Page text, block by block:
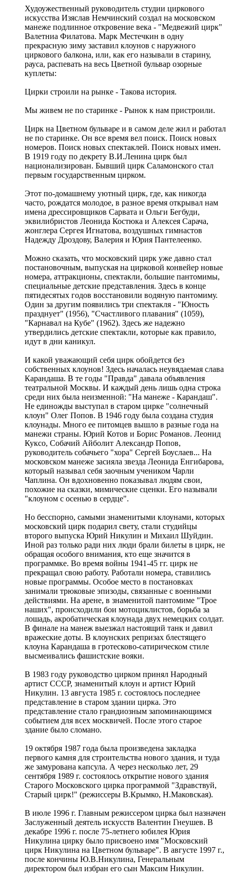
Худоужественный руководитель студии циркового
искусства Изяслав Немчинский создал на московском
манеже подлинное откровение века - "Медвежий цирк"
Валетниа Филатова. Марк Местечкин в одну
прекрасную зиму заставил клоунов с наружного
циркового балкона, или, как его называли в старину,
рауса, распевать на весь Цветной бульвар озорные
куплеты:
Цирки строили на рынке - Такова история.
Мы живем не по старинке - Рынок к нам пристроили.
Цирк на Цветном бульваре и в самом деле жил и работал
не по старинке. Он все время вел поиск. Поиск новых
номеров. Поиск новых спектаклей. Поиск новых имен.
В 1919 году по декрету В.И.Ленина цирк был
национализирован. Бывший цирк Саламонского стал
первым государственным цирком.
Этот по-домашнему уютный цирк, где, как никогда
часто, рождатся молодое, в разное время открывал нам
имена дрессировщиков Сарвата и Ольги Бегбуди,
эквилибристов Леонида Костюка и Алексея Сарача,
жонглера Сергея Игнатова, воздушных гимнастов
Надежду Дроздову, Валерия и Юрия Пантелеенко.
Можно сказать, что московский цирк уже давно стал
постановочным, выпуская на цирковой конвейер новые
номера, аттракционы, спектакли, большие пантомимы,
специальные детские представления. Здесь в конце
пятидесятых годов восстановили водяную пантомиму.
Один за другим появились три спектакля - "Юность
празднует" (1956), "Счастливого плавания" (1059),
"Карнавал на Кубе" (1962). Здесь же надежно
утвердились детские спектакли, которые как правило,
идут в дни каникул.
И какой уважающий себя цирк обойдется без
собственных клоунов! Здесь началась неувядаемая слава
Карандаша. В те годы "Правда" давала объявления
театральной Москвы. И каждый день лишь одна строка
среди них была неизменной: "На манеже - Карандаш".
Не единожды выступал в старом цирке "солнечный
клоун" Олег Попов. В 1946 году была создана студия
клоунады. Много ее питомцев вышло в разные года на
манежи страны. Юрий Котов и Борис Романов. Леонид
Куксо, Собачий Айболит Александр Попов,
руководитель собачьего "хора" Сергей Боуслаев... На
московском манеже засияла звезда Леонида Енгибарова,
который называл себя заочным учеником Чарли
Чаплина. Он вдохновенно показывал людям свои,
похожие на сказки, мимические сценки. Его называли
"клоуном с осенью в сердце".
Но бесспорно, самыми знаменитыми клоунами, которых
московский цирк подарил свету, стали студийцы
второго выпуска Юрий Никулин и Михаил Шуйдин.
Иной раз только ради них люди брали билеты в цирк, не
обращая особого внимания, кто еще значится в
программке. Во время войны 1941-45 гг. цирк не
прекращал свою работу. Работали номера, ставились
новые программы. Особое место в постановках
занимали трюковые эпизоды, связанные с военными
действиями. На арене, в знаменитой пантомиме "Трое
наших", происходили бои мотоциклистов, борьба за
лошадь, акробатическая клоунада двух немецких солдат.
В финале на манеж выезжал настоящий танк и давил
вражеские доты. В клоунских репризах блестящего
клоуна Карандаша в гротесково-сатирическом стиле
высмеивались фашистские вояки.
В 1983 году руководство цирком принял Народный
артист СССР, знаменитый клоун и артист Юрий
Никулин. 13 августа 1985 г. состоялось последнее
представление в старом здании цирка. Это
представление стало грандиозным запоминающимся
событием для всех москвичей. После этого старое
здание было сломано.
19 октября 1987 года была произведена закладка
первого камня для строительства нового здания, и туда
же замурована капсула. А через несколько лет, 29
сентября 1989 г. состоялось открытие нового здания
Старого Московского цирка программой "Здравствуй,
Старый цирк!" (режиссеры В.Крымко, Н.Маковская).
В июле 1996 г. Главным режиссером цирка был назначен
Заслуженный деятель искусств Валентин Гнеушев. В
декабре 1996 г. после 75-летнего юбилея Юрия
Никулина цирку было присвоено имя "Московский
цирк Никулина на Цветном бульваре". В августе 1997 г.,
после кончины Ю.В.Никулина, Генеральным
директором был избран его сын Максим Никулин.